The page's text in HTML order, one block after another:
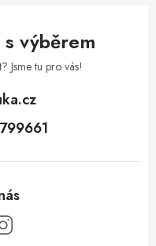
s výběrem
Jsme tu pro vás!